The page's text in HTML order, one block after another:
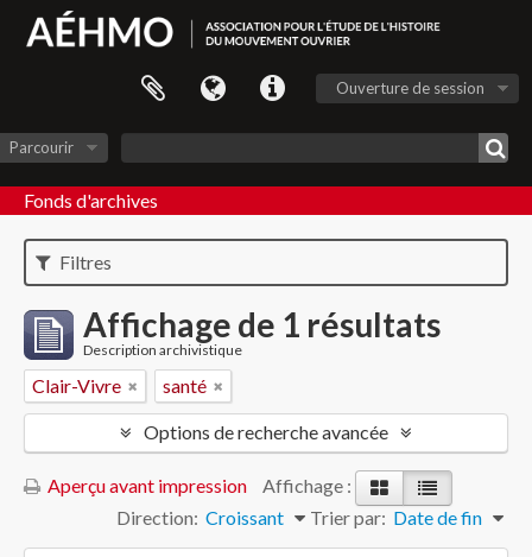
Ouverture de session
Parcourir
Fonds d'archives
Filtres
Affichage de 1 résultats
Description archivistique
Clair-Vivre santé
Options de recherche avancée
Aperçu avant impression
Affichage :
Trier par: Date de fin
Direction: Croissant